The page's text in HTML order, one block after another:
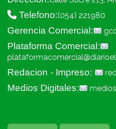
Telefono:(054) 221980
Gerencia Comercial:
Plataforma Comercial:
Redacion - Impreso:
Medios Digitales: